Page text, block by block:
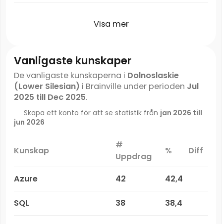
Visa mer
Vanligaste kunskaper
De vanligaste kunskaperna i Dolnoslaskie
(Lower Silesian) i Brainville under perioden Jul
2025 till Dec 2025.
Skapa ett konto för att se statistik från jan 2026 till
jun 2026
Kunskap
#
Uppdrag
% Diff
Azure 42 42,4
SQL 38 38,4